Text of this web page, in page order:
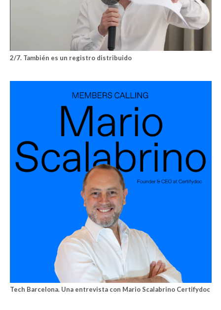
2/7. También es un registro distribuido
Tech Barcelona. Una entrevista con Mario Scalabrino Certifydoc